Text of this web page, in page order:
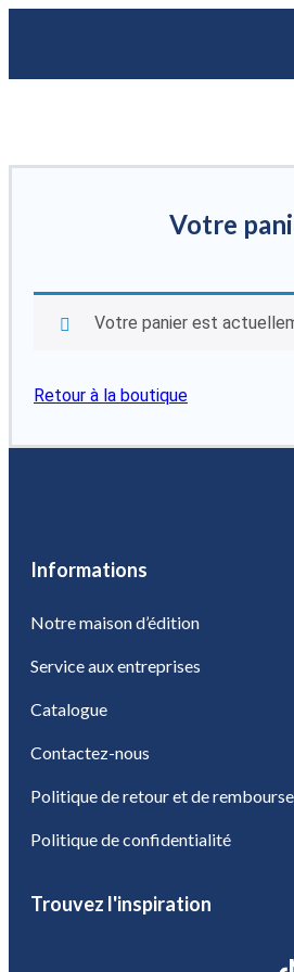
Votre
Votre panier est
Retour à la boutique
Informations
Notre maison d’édition
Service aux entreprises
Catalogue
Contactez-nous
Politique de retour et de
Politique de confidentialité
Trouvez l'inspiration